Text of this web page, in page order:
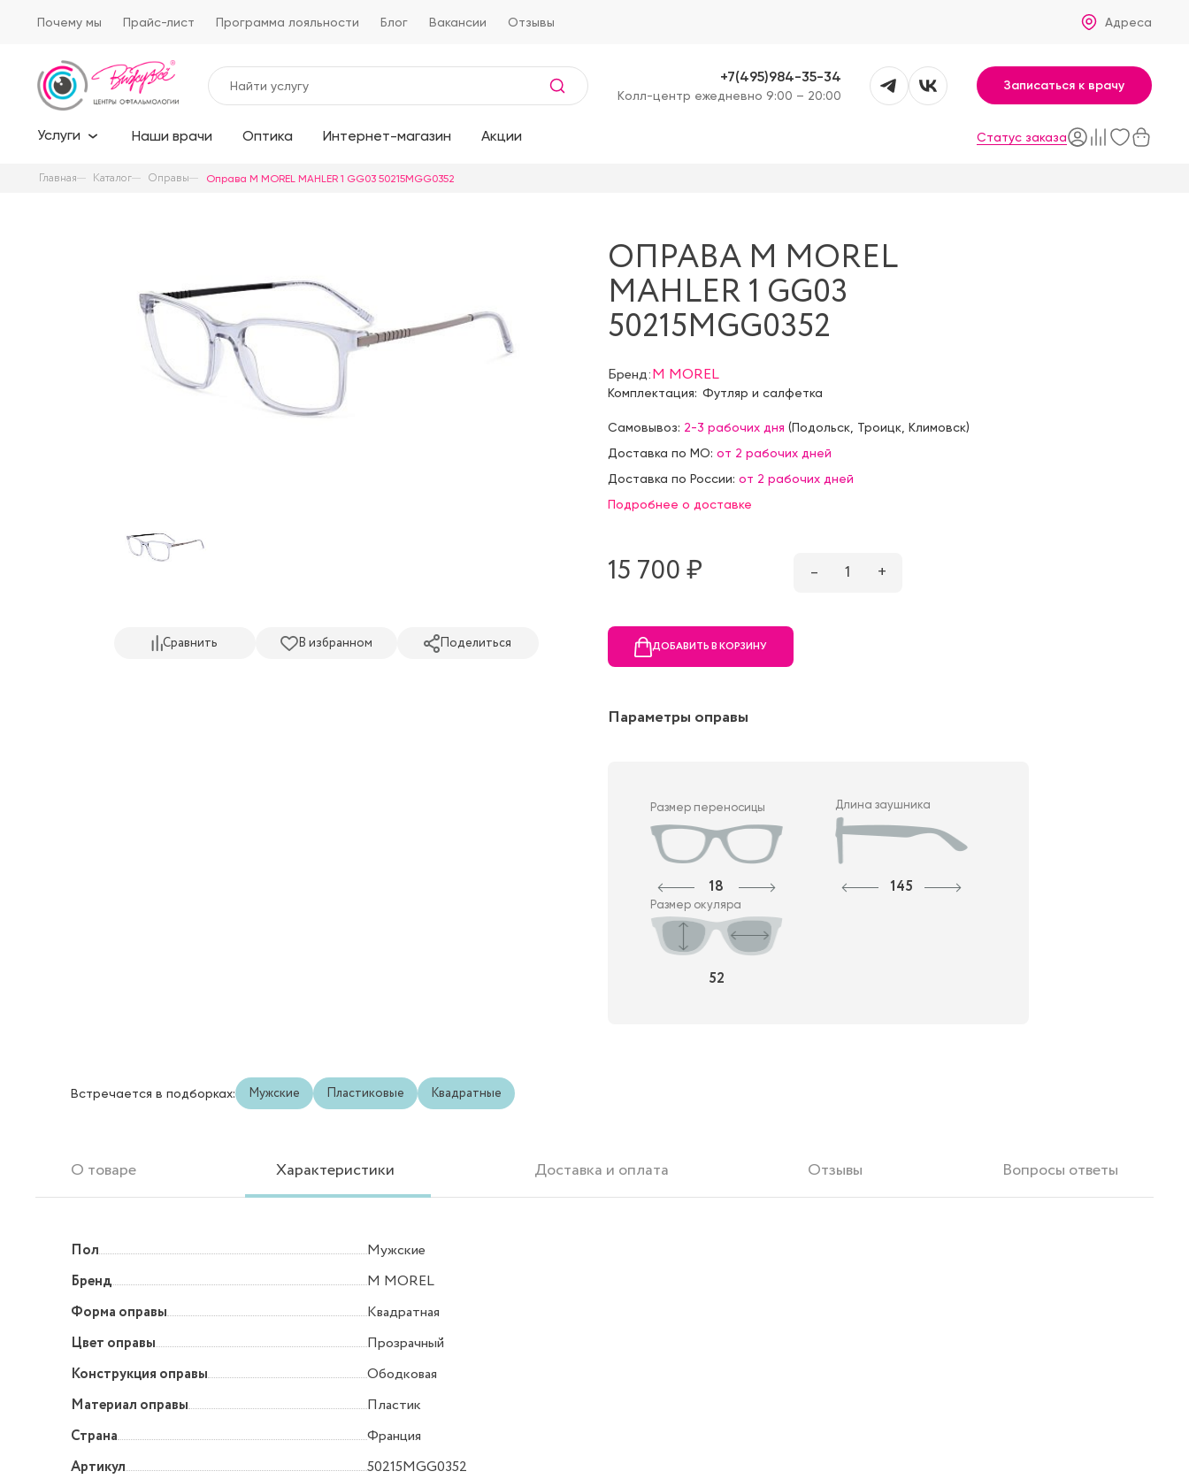
Почему мы Прайс-лист Программа лояльности Блог Вакансии Отзывы Адреса
+7(495)984-35-34
Kолл-центр ежедневно 9:00 – 20:00
Записаться к врачу
Услуги Наши врачи Оптика Интернет-магазин Акции Статус заказа
Главная Каталог Оправы Оправа M MOREL MAHLER 1 GG03 50215MGG0352
Сравнить В избранном Поделиться
ОПРАВА M MOREL
MAHLER 1 GG03
50215MGG0352
Бренд:M MOREL
Комплектация: Футляр и салфетка
Самовывоз: 2-3 рабочих дня (Подольск, Троицк, Климовск)
Доставка по МО: от 2 рабочих дней
Доставка по России: от 2 рабочих дней
Подробнее о доставке
15 700 ₷ – 1 +
ДОБАВИТЬ В КОРЗИНУ
Параметры оправы
Размер переносицы
18
Длина заушника
145
Размер окуляра
52
Встречается в подборках: Мужские Пластиковые Квадратные
О товаре Характеристики Доставка и оплата Отзывы Вопросы ответы
Пол
Мужские
Бренд
M MOREL
Форма оправы
Квадратная
Цвет оправы
Прозрачный
Конструкция оправы
Ободковая
Материал оправы
Пластик
Страна
Франция
Артикул
50215MGG0352